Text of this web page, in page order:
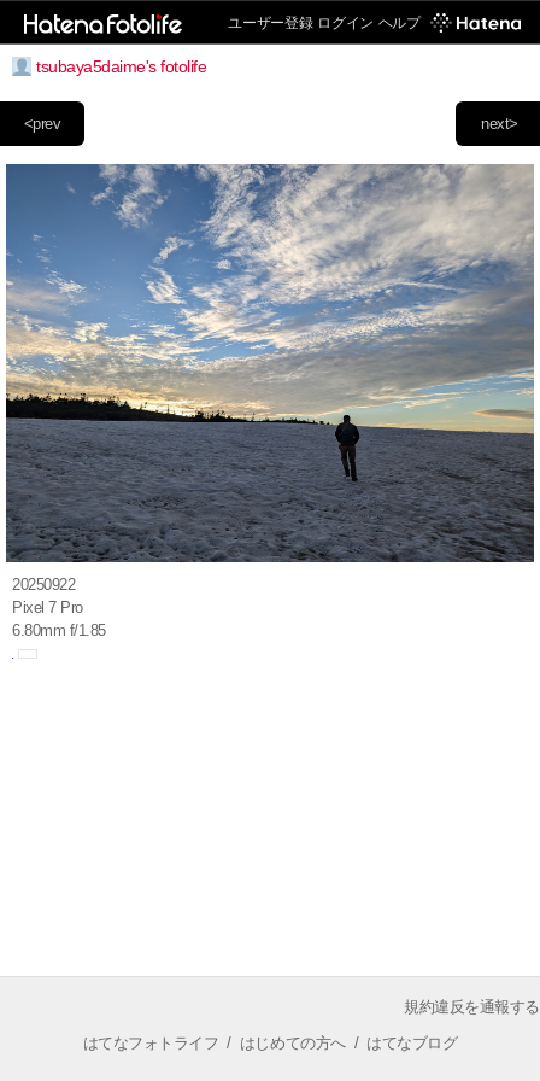
ユーザー登録 ログイン ヘルプ
tsubaya5daime's fotolife
next>
<prev
20250922
Pixel 7 Pro
6.80mm f/1.85
規約違反を通報する
はてなフォトライフ / はじめての方へ/ はてなブログ